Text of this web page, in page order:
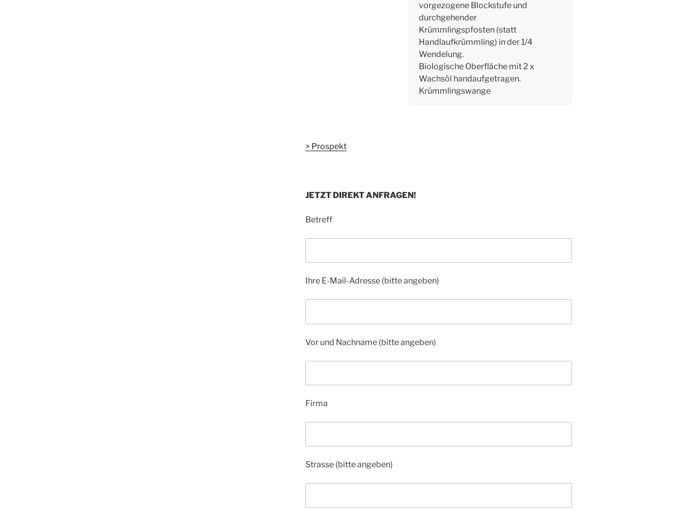
vorgezogene Blockstufe und
durchgehender
Krümmlingspfosten (statt
Handlaufkrümmling) in der 1/4
Wendelung.
Biologische Oberfläche mit 2 x
Wachsöl handaufgetragen.
Krümmlingswange
> Prospekt
JETZT DIREKT ANFRAGEN!
Betreff
Ihre E-Mail-Adresse (bitte angeben)
Vor und Nachname (bitte angeben)
Firma
Strasse (bitte angeben)